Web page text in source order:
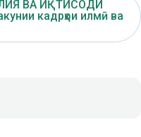
ВА ИҚТИСОДИ
кадрҳои илмӣ ва